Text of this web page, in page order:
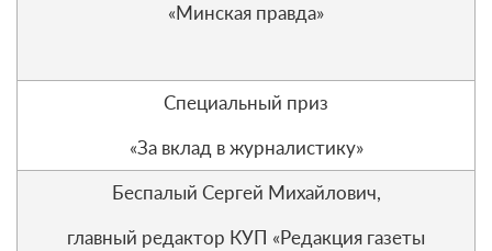
«Минская правда»
Специальный приз
«За вклад в журналистику»
Беспалый Сергей Михайлович,
главный редактор КУП «Редакция газеты